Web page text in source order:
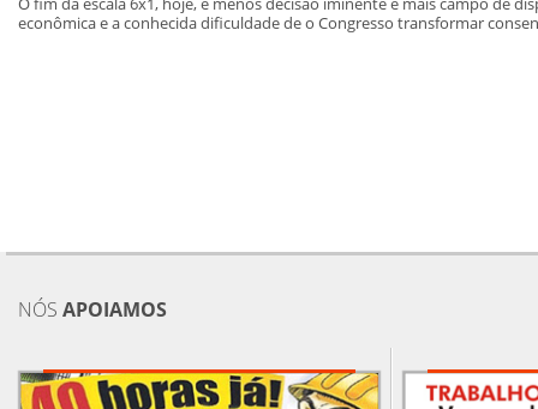
econômica e a conhecida dificuldade de o Congresso transformar
NÓS APOIAMOS